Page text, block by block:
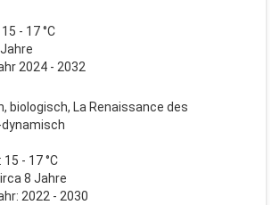
- 17 °C
2024 - 2032
biologisch, La Renaissance des
- 17 °C
8 Jahre
2022 - 2030